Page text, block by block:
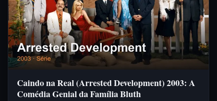
Caindo na Real (Arrested Development) 2003: A
Comédia Genial da Família Bluth